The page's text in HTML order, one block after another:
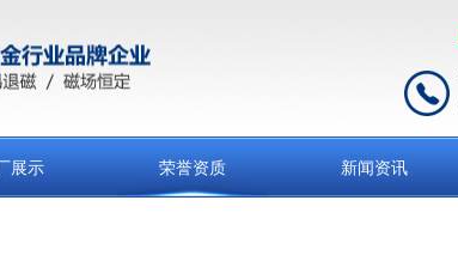
展示 荣誉资质 新闻资讯